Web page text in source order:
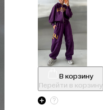
В корзину
Перейти в корзину